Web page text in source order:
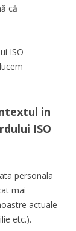
că
ISO
in
ISO
personala
mai
actuale
etc.).